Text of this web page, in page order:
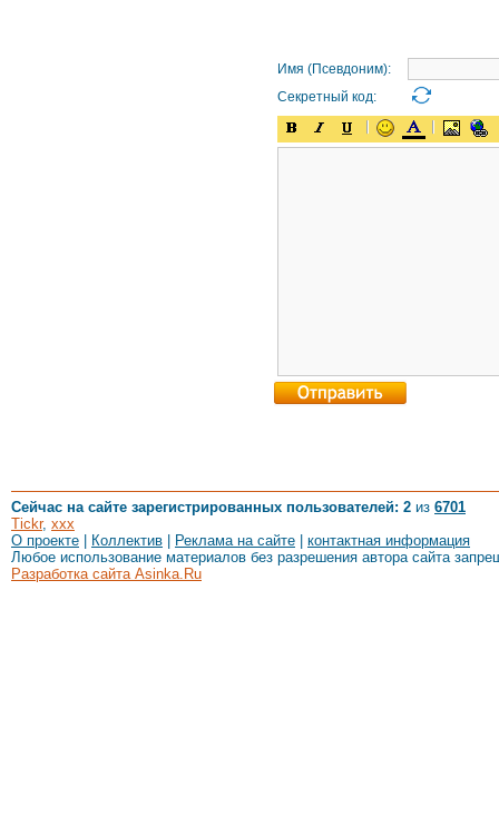
Имя (Псевдоним):
Секретный код:
Сейчас на сайте зарегистрированных пользователей: 2 из 6701
Tickr, xxx
О проекте
Коллектив Реклама на сайте
контактная информация
Любое использование материалов без разрешения автора сайта
Разработка сайта Asinka.Ru